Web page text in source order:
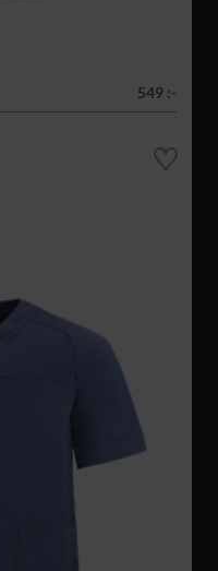
549 :-